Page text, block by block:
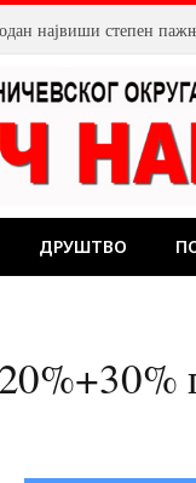
највиши степен
ДРУШТВО